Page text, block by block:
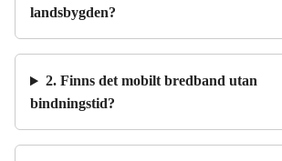
landsbygden?
2. Finns det mobilt bredband utan
bindningstid?